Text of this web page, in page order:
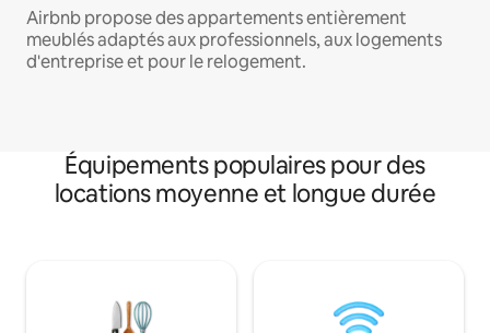
Airbnb propose des appartements entièrement
meublés adaptés aux professionnels, aux logements
d'entreprise et pour le relogement.
Équipements populaires pour des
locations moyenne et longue durée